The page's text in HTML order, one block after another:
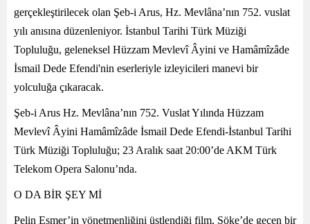
gerçekleştirilecek olan Şeb-i Arus, Hz. Mevlâna’nın 752. vuslat
yılı anısına düzenleniyor. İstanbul Tarihi Türk Müziği
Topluluğu, geleneksel Hüzzam Mevlevî Âyini ve Hamâmîzâde
İsmail Dede Efendi'nin eserleriyle izleyicileri manevi bir
yolculuğa çıkaracak.
Şeb-i Arus Hz. Mevlâna’nın 752. Vuslat Yılında Hüzzam
Mevlevî Âyini Hamâmîzâde İsmail Dede Efendi-İstanbul Tarihi
Türk Müziği Topluluğu; 23 Aralık saat 20:00’de AKM Türk
Telekom Opera Salonu’nda.
O DA BİR ŞEY Mİ
Pelin Esmer’in yönetmenliğini üstlendiği film, Söke’de geçen bir